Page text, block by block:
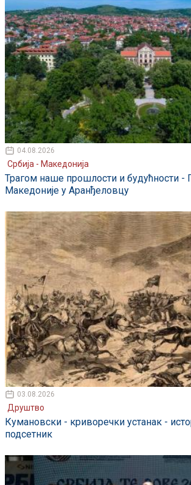
04.08.2026
Србија - Македонија
Трагом наше прошлости и будућности -
Македоније у Аранђеловцу
03.08.2026
Друштво
Кумановски - криворечки устанак -
подсетник